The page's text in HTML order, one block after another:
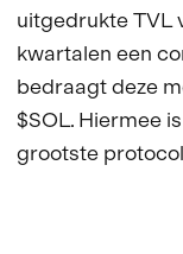
uitgedrukte TVL
kwartalen een
bedraagt deze
$SOL. Hiermee
grootste